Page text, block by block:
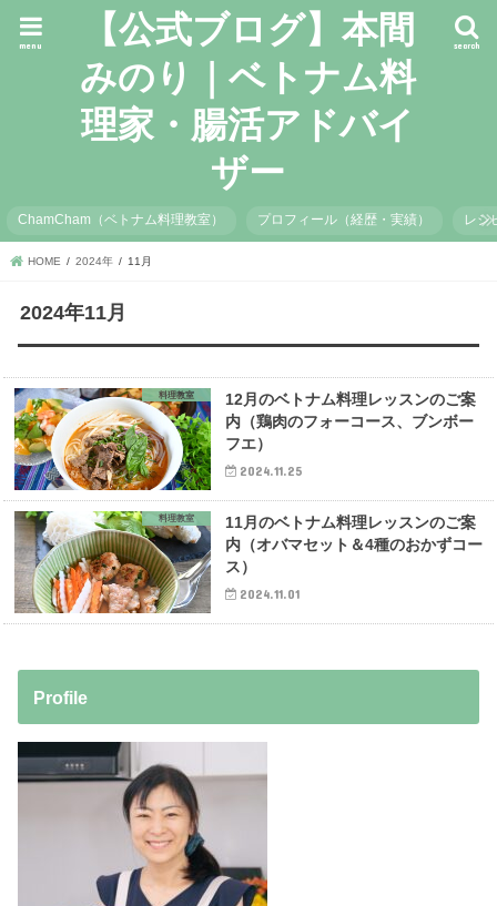
【公式ブログ】本間
みのり｜ベトナム料
理家・腸活アドバイ
ザー
search
menu
ChamCham（ベトナム料理教室） プロフィール（経歴・実績） レシ
HOME 2024年 11月
2024年11月
料理教室
12月のベトナム料理レッスンのご案
内（鶏肉のフォーコース、ブンボー
フエ）
2024.11.25
料理教室
11月のベトナム料理レッスンのご案
内（オバマセット＆4種のおかずコー
ス）
2024.11.01
Profile